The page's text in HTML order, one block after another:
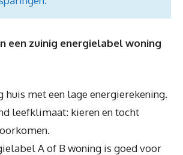
een zuinig energielabel woning
huis met een lage energierekening.
leefklimaat: kieren en tocht
A of B woning is goed voor